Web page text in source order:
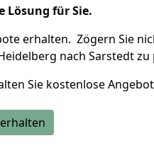
Lösung für Sie.
erhalten. Zögern Sie
nach Sarstedt zu
Sie kostenlose